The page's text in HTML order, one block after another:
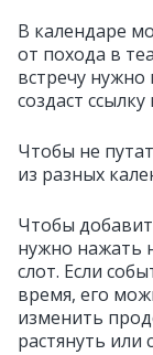
В календаре
от похода в
встречу
создаст
Чтобы не
из разных
Чтобы
нужно нажать
слот. Если
время, его
изменить
растянуть или